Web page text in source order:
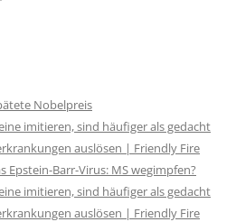
Nobelpreis
imitieren, sind häufiger als gedacht
auslösen | Friendly Fire
Epstein-Barr-Virus: MS wegimpfen?
imitieren, sind häufiger als gedacht
auslösen | Friendly Fire